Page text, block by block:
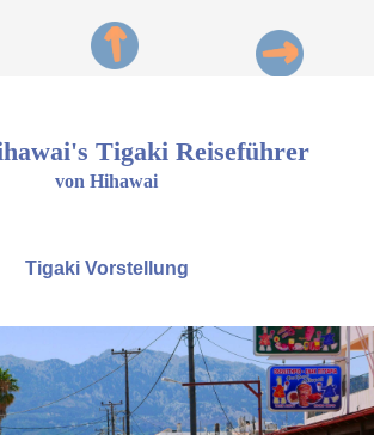
Tigaki Reiseführer
von Hihawai
Tigaki Vorstellung